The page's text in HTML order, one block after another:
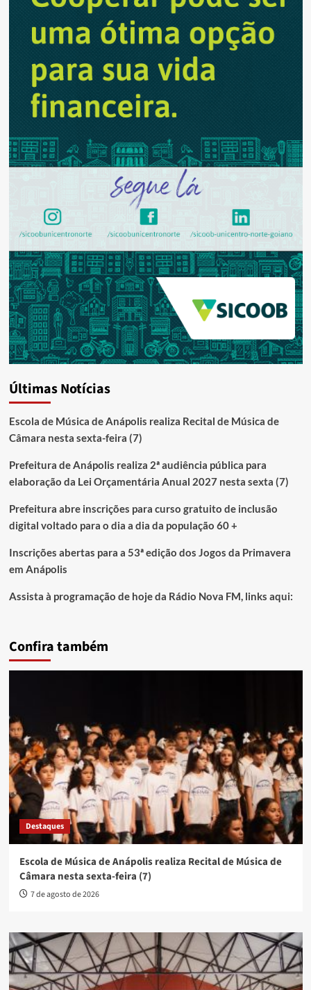
Últimas Notícias
Escola de Música de Anápolis realiza Recital de Música de
Câmara nesta sexta-feira (7)
Prefeitura de Anápolis realiza 2ª audiência pública para
elaboração da Lei Orçamentária Anual 2027 nesta sexta (7)
Prefeitura abre inscrições para curso gratuito de inclusão
digital voltado para o dia a dia da população 60 +
Inscrições abertas para a 53ª edição dos Jogos da Primavera
em Anápolis
Assista à programação de hoje da Rádio Nova FM, links aqui:
Confira também
Destaques
Escola de Música de Anápolis realiza Recital de Música de
Câmara nesta sexta-feira (7)
7 de agosto de 2026